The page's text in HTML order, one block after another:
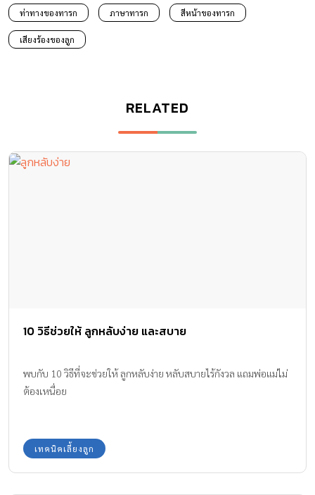
ท่าทางของทารก ภาษาทารก สีหน้าของทารก
เสียงร้องของลูก
RELATED
10 วิธีช่วยให้ ลูกหลับง่าย และสบาย
พบกับ 10 วิธีที่จะช่วยให้ ลูกหลับง่าย หลับสบายไร้กังวล แถมพ่อแม่ไม่
ต้องเหนื่อย
เทคนิคเลี้ยงลูก